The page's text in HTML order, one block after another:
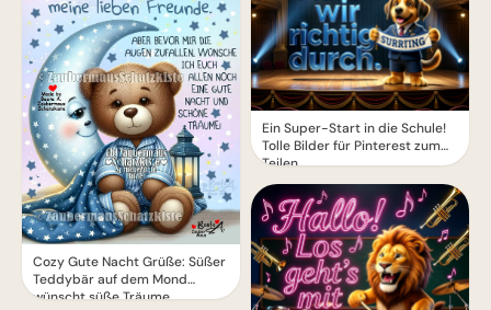
Cozy Gute Nacht Grüße: Süßer
Teddybär auf dem Mond
wünscht süße Träume
Ein Super-Start in die Schule!
Tolle Bilder für Pinterest zum
Teilen.